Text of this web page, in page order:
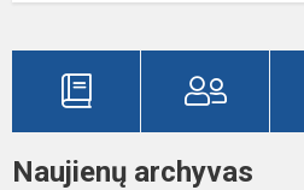
Naujienų archyvas